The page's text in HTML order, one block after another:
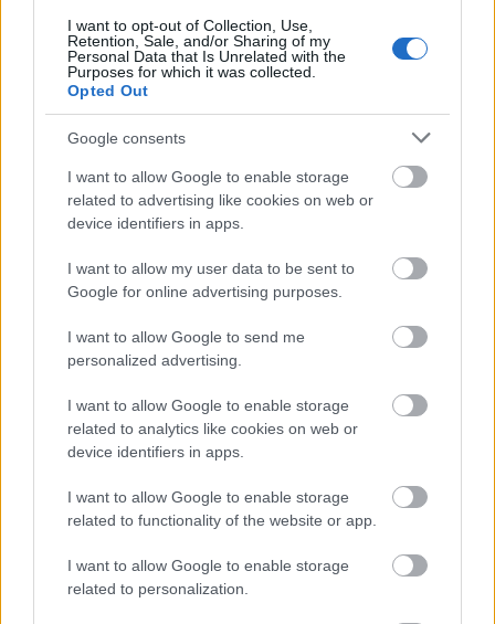
I want to opt-out of Collection, Use,
Retention, Sale, and/or Sharing of my
Personal Data that Is Unrelated with the
Purposes for which it was collected.
Opted Out
Google consents
I want to allow Google to enable storage
related to advertising like cookies on web or
device identifiers in apps.
I want to allow my user data to be sent to
Google for online advertising purposes.
I want to allow Google to send me
personalized advertising.
I want to allow Google to enable storage
related to analytics like cookies on web or
device identifiers in apps.
I want to allow Google to enable storage
related to functionality of the website or app.
I want to allow Google to enable storage
related to personalization.
joustavamman strategian, hän sanoo.
Ruotsin joukkueessa uskotaan, että
mahdollisuus mukauttaa harjoittelua omien
tarpeiden mukaan yhdistettynä vahvaan
huippusuorituksille. Kun jokainen urheilija voi
valmistautua itselleen parhaalla tavalla ja
samalla hyödyntää joukkueen tukea,
mahdollisuudet menestykseen kasvavat
entisestään.
Hiihdon MM-kisat 2025 –
mitalitaulukko
Kultaa
a
ia
Yhteen
sä
Norja 6 7 4 17